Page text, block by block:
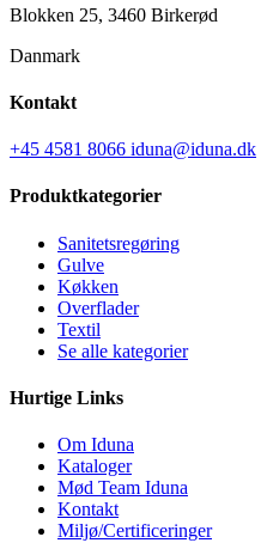
Blokken 25, 3460 Birkerød
Danmark
Kontakt
+45 4581 8066 iduna@iduna.dk
Produktkategorier
Sanitetsregøring
Gulve
Køkken
Overflader
Textil
Se alle kategorier
Hurtige Links
Om Iduna
Kataloger
Mød Team Iduna
Kontakt
Miljø/Certificeringer